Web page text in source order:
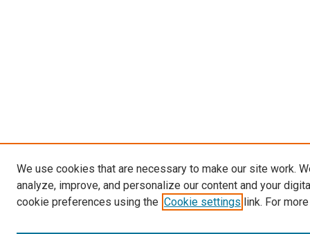
We use cookies that are necessary to make our site work.
analyze, improve, and personalize our content and your
cookie preferences using the Cookie settings link. For